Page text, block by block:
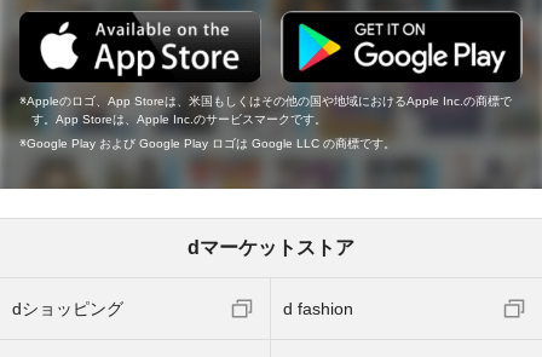
Appleのロゴ、App Storeは、米国もしくはその他の国や地域におけるApple Inc.の商標で
す。App Storeは、Apple Inc.のサービスマークです。
Google Play および Google Play ロゴは Google LLC の商標です。
dマーケットストア
dショッピング d fashion